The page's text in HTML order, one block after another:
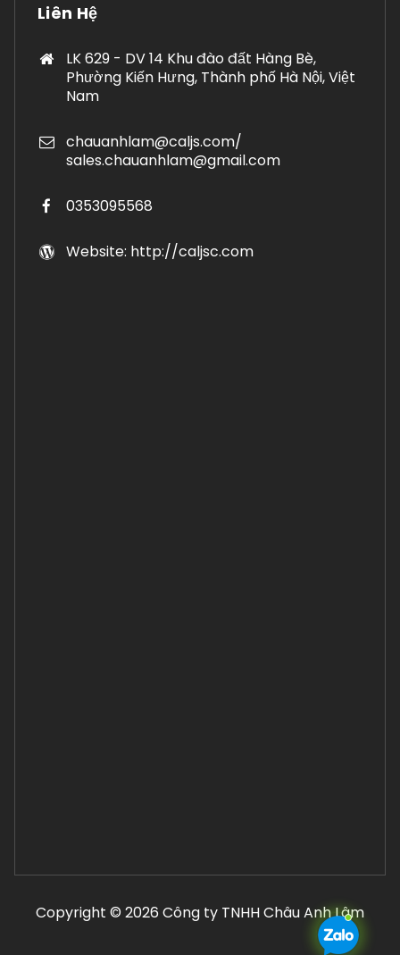
Liên Hệ
LK 629 - DV 14 Khu đào đất Hàng Bè,
Phường Kiến Hưng, Thành phố Hà Nội, Việt
Nam
chauanhlam@caljs.com/
sales.chauanhlam@gmail.com
0353095568
Website: http://caljsc.com
Copyright © 2026 Công ty TNHH Châu Anh Lâm